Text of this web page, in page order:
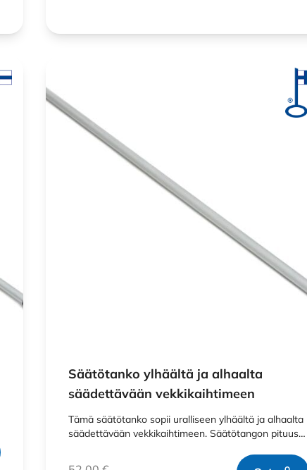
Säätötanko ylhäältä ja alhaalta
säädettävään vekkikaihtimeen
Tämä säätötanko sopii uralliseen ylhäältä ja alhaalta
säädettävään vekkikaihtimeen. Säätötangon pituus…